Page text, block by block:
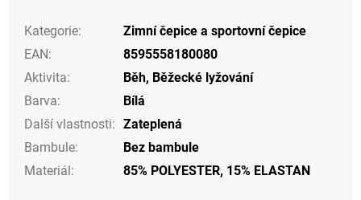
Kategorie:
Zimní čepice a sportovní čepice
EAN:
8595558180080
Aktivita: Běh, Běžecké lyžování
Barva:
Bílá
Další vlastnosti: Zateplená
Bambule:
Bez bambule
Materiál: 85% POLYESTER, 15% ELASTAN